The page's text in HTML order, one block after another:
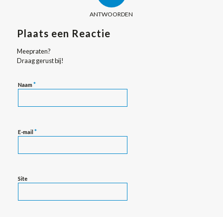
ANTWOORDEN
Plaats een Reactie
Meepraten?
Draag gerust bij!
Naam*
E-mail*
Site